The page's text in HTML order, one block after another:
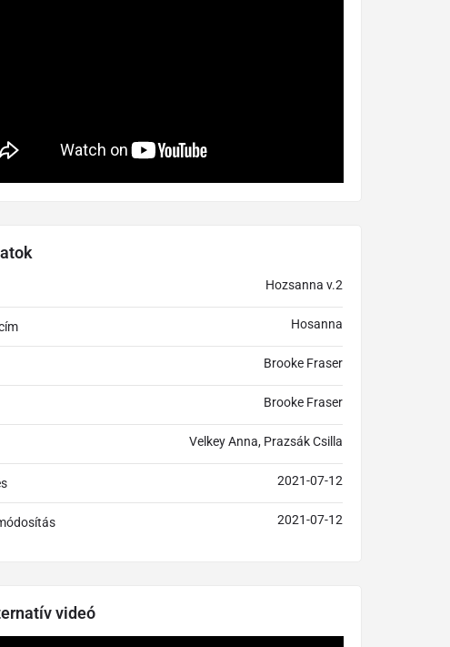
Hozsanna v.2
Hosanna
Brooke Fraser
Brooke Fraser
Velkey Anna, Prazsák Csilla
2021-07-12
2021-07-12
videó